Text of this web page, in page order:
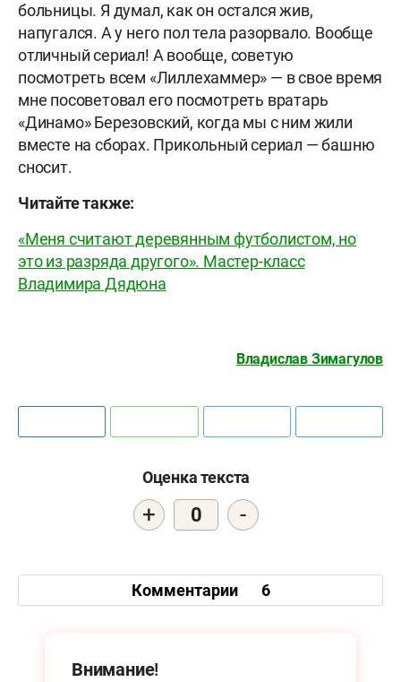
больницы. Я думал, как он остался жив,
напугался. А у него пол тела разорвало. Вообще
отличный сериал! А вообще, советую
посмотреть всем «Лиллехаммер» — в свое время
мне посоветовал его посмотреть вратарь
«Динамо» Березовский, когда мы с ним жили
вместе на сборах. Прикольный сериал — башню
сносит.
Читайте также:
«Меня считают деревянным футболистом, но
это из разряда другого». Мастер-класс
Владимира Дядюна
Владислав Зимагулов
Оценка текста
+ 0 -
Комментарии 6
Внимание!